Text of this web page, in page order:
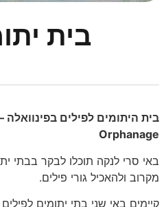
בית
Orphanage
באי סרי לנקה תוכלו לבקר בבתי
מקרוב ולהאכיל גורי פילים.
קיימים באי שני בתי יתומים